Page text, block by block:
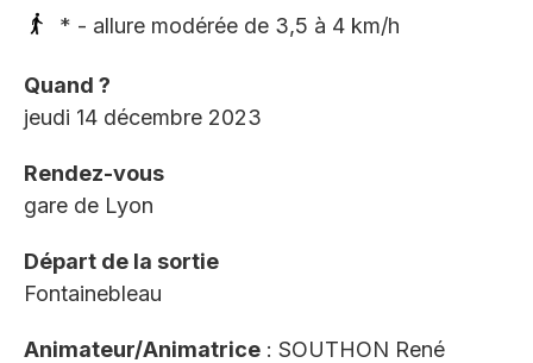
* - allure modérée de 3,5 à 4 km/h
Quand ?
jeudi 14 décembre 2023
Rendez-vous
gare de Lyon
Départ de la sortie
Fontainebleau
Animateur/Animatrice : SOUTHON René